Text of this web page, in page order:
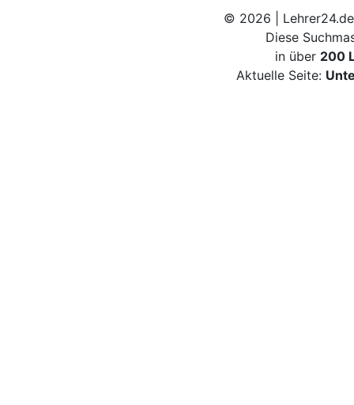
© 2026 |
Diese
in über 200
Aktuelle Seite: